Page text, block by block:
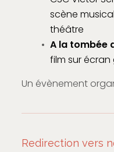
scène
théâtre
A la tombée
film sur écran
Un évènement
Redirection vers